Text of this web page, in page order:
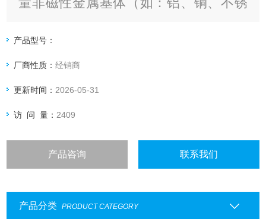
末、塑料、橡胶、珐琅、搪瓷、电泳、
防腐层等）
产品型号：
厂商性质：经销商
更新时间： 2026-05-31
访 问 量： 2409
产品咨询 联系我们
产品分类 PRODUCT CATEGORY